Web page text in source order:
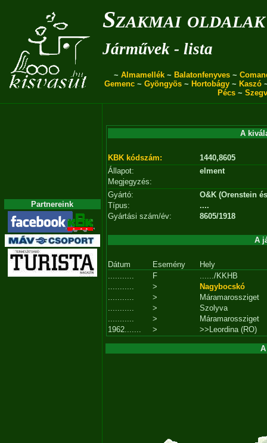
Szakmai oldalak
Járművek - lista
~ Almamellék ~ Balatonfenyves ~
Gemenc ~ Gyöngyös ~ Hortobágy ~ Kaszó
Pécs ~
Partnereink
A
KBK kódszám:
1440,8605
Állapot:
elment
Megjegyzés:
Gyártó:
O&K (Orenstein
Típus:
....
Gyártási szám/év:
8605/1918
A
Dátum Esemény
Hely
...........
F
....../KKHB
...........
>
Nagybocskó
...........
>
Máramarossziget
...........
>
Szolyva
...........
>
Máramarossziget
1962.......
> >>Leordina (RO)